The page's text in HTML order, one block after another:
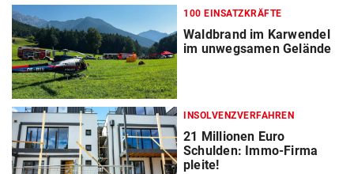
100 EINSATZKRÄFTE
Waldbrand im Karwendel
im unwegsamen Gelände
INSOLVENZVERFAHREN
21 Millionen Euro
Schulden: Immo-Firma
pleite!